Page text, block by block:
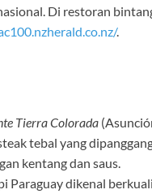
Di restoran
.
Tierra Colorada
tebal yang
kentang dan saus.
Paraguay dikenal